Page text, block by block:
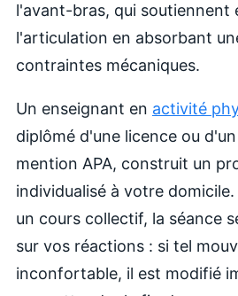
l'avant-bras, qui soutiennent
l'articulation en absorbant
contraintes mécaniques.
Un enseignant en activité
diplômé d'une licence ou
mention APA, construit un
individualisé à votre
un cours collectif, la séance
sur vos réactions : si tel
inconfortable, il est modifié